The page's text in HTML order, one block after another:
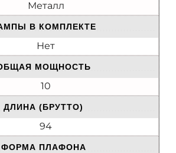
Металл
В КОМПЛЕКТЕ
Нет
МОЩНОСТЬ
10
ДЛИНА (БРУТТО)
94
ФОРМА ПЛАФОНА